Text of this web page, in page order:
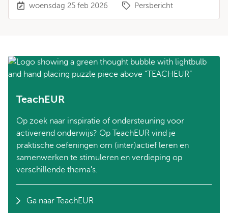
woensdag 25 feb 2026 Persbericht
TeachEUR
Op zoek naar inspiratie of ondersteuning voor
activerend onderwijs? Op TeachEUR vind je
praktische oefeningen om (inter)actief leren en
samenwerken te stimuleren en verdieping op
verschillende thema's.
Ga naar TeachEUR